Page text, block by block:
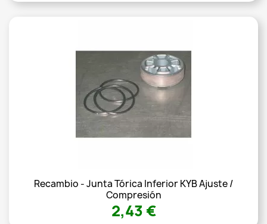
Recambio - Junta Tórica Inferior KYB Ajuste /
Compresión
2,43 €